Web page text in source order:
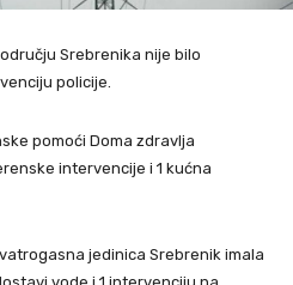
Srebrenika nije bilo
policije.
pomoći Doma zdravlja
intervencije i 1 kućna
jedinica Srebrenik imala